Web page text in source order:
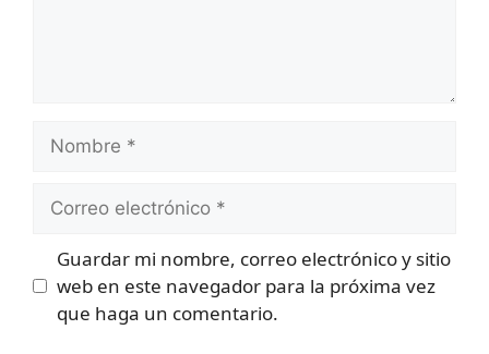
electrónico
Guardar mi nombre, correo electrónico y sitio
web en este navegador para la próxima vez
que haga un comentario.